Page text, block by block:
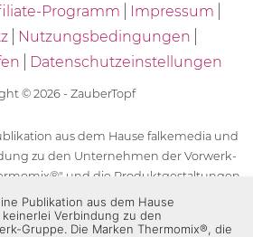
Programm
Impressum
Nutzungsbedingungen
Datenschutzeinstellungen
© 2026 - ZauberTopf
aus dem Hause falkemedia und
zu den Unternehmen der Vorwerk-
und die Produktgestaltungen
Marken der Unternehmen
Marken Thermomix®, die Zeichen TM5®,
Publikation aus dem Hause
Verbindung zu den
Gruppe. Die Marken Thermomix®, die